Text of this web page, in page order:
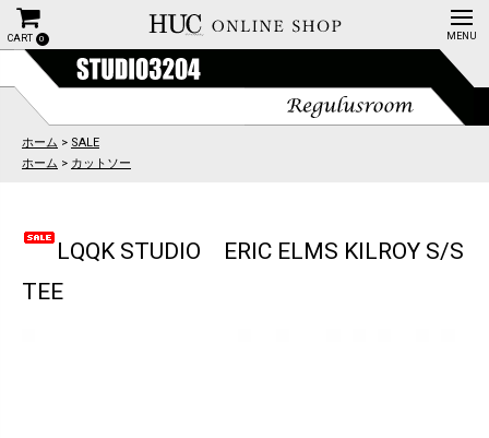
CART 0
ホーム > SALE
ホーム > カットソー
LQQK STUDIO ERIC ELMS KILROY S/S
TEE